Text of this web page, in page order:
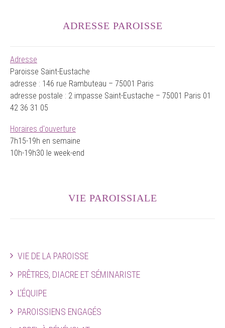
ADRESSE PAROISSE
Adresse
Paroisse Saint-Eustache
adresse : 146 rue Rambuteau – 75001 Paris
adresse postale : 2 impasse Saint-Eustache – 75001 Paris 01
42 36 31 05
Horaires d'ouverture
7h15-19h en semaine
10h-19h30 le week-end
VIE PAROISSIALE
VIE DE LA PAROISSE
PRÊTRES, DIACRE ET SÉMINARISTE
L’ÉQUIPE
PAROISSIENS ENGAGÉS